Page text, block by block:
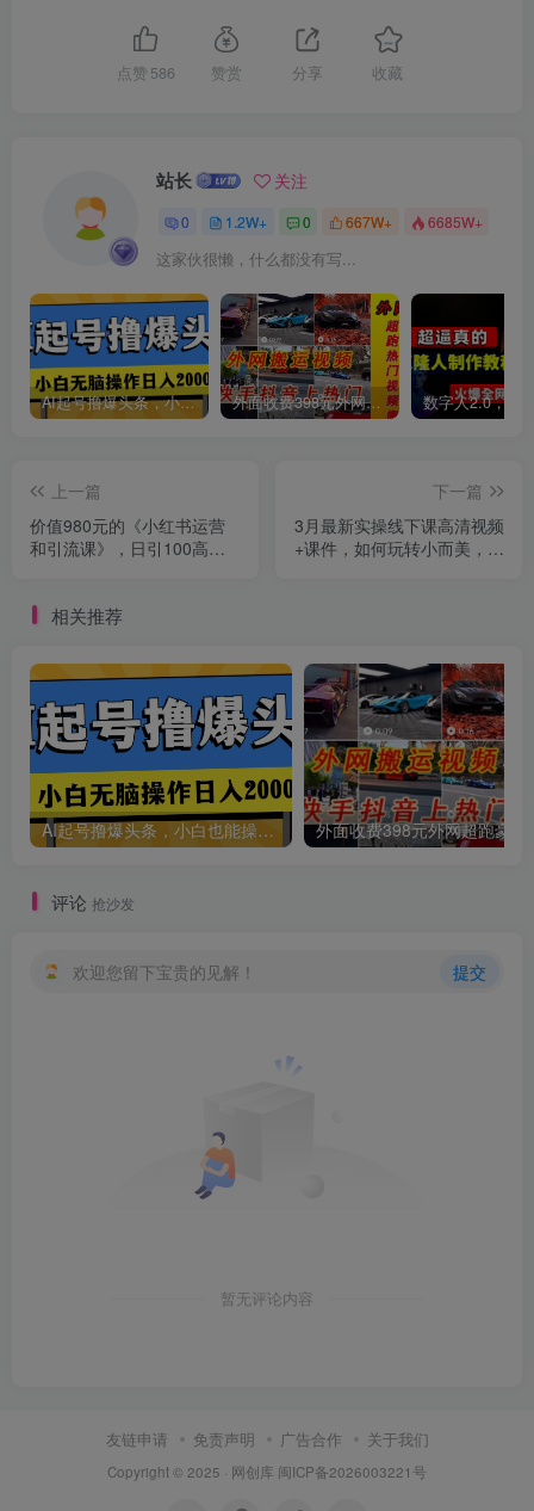
点赞 586 赞赏 分享 收藏
站长 关注
0 1.2W+ 0 667W+ 6685W+
这家伙很懒，什么都没有写...
AI起号撸爆头条，小白也能操作，日入2000+ 外面收费398元外网超跑豪车汽车视频搬运至快手抖音上热门项目
上一篇
价值980元的《小红书运营
和引流课》，日引100高质
下一篇
3月最新实操线下课高清视频
+课件，如何玩转小而美，高
相关推荐
AI起号撸爆头条，小白也能操作，日入2000+
评论 抢沙发
欢迎您留下宝贵的见解！ 提交
暂无评论内容
友链申请 免责声明 广告合作 关于我们
Copyright © 2025 · 网创库 闽ICP备2026003221号